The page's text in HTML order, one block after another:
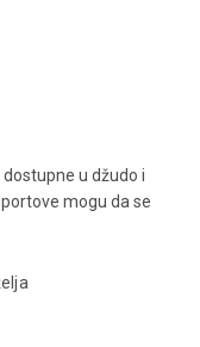
u džudo i
mogu da se